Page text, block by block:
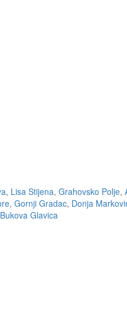
, Lisa Stijena, Grahovsko Polje,
, Gornji Gradac, Donja
Bukova Glavica